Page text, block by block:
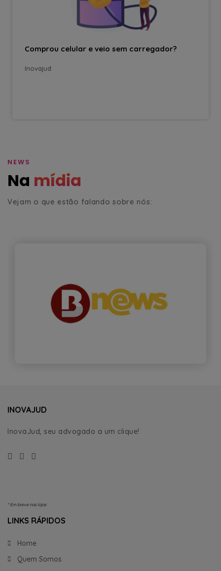
Comprou celular e veio sem carregador?
Inovajud
NEWS
Na mídia
Vejam o que estão falando sobre nós:
INOVAJUD
InovaJud, seu advogado a um clique!
* Em breve nas lojas
LINKS RÁPIDOS
Home
Quem Somos